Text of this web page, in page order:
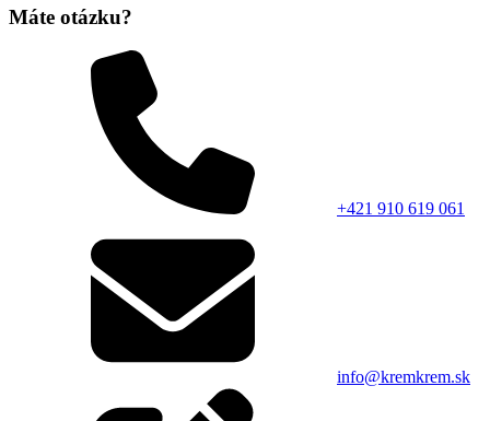
Máte otázku?
+421 910 619 061
info@kremkrem.sk